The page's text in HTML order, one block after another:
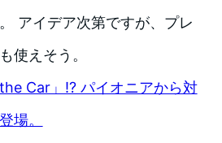
アイデア次第ですが、プレ
使えそう。
Car」!? パイオニアから対
場。